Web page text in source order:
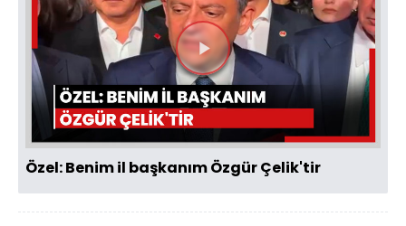
Videoyu
Oynat
Özel: Benim il başkanım Özgür Çelik'tir